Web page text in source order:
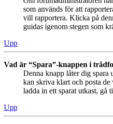
som används för att
vill rapportera. Klicka på
guidas igenom stegen som
Upp
Vad är “Spara”-knappen i
Denna knapp låter dig spara
kan skriva klart och posta
ladda in ett sparat utkast, gå
Upp